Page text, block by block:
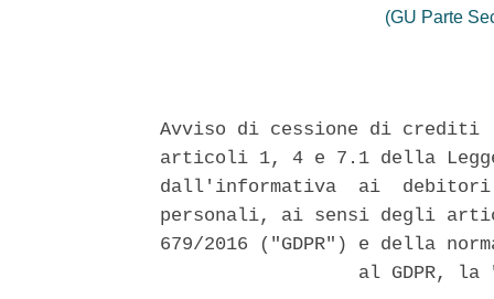
(GU Parte
Avviso di cessione di
articoli 1, 4 e 7.1 della
dall'informativa  ai
personali, ai sensi degli
679/2016 ("GDPR") e della
al GDPR,